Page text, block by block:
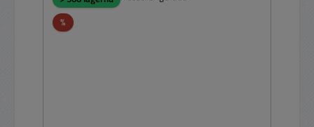
%Rabatt